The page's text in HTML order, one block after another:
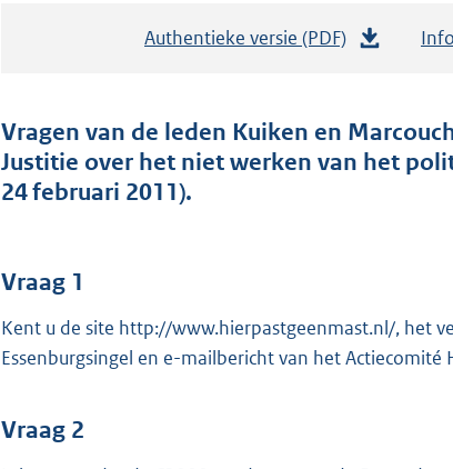
Authentieke versie (PDF)
t
a
o
o
Vragen van de leden Kuiken en
Justitie over het niet werken van het
24 februari 2011).
Vraag 1
Kent u de site http://www.hierpastgeenmast.nl/, het
Essenburgsingel en e-mailbericht van het Actiecomité
Vraag 2